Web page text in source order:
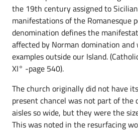
the 19th century assigned to
manifestations of the Romanesque
denomination defines the
affected by Norman domination
examples outside our Island.
XI° -page 540).
The church originally did not have
present chancel was not part of the
aisles so wide, but they were the
This was noted in the resurfacing